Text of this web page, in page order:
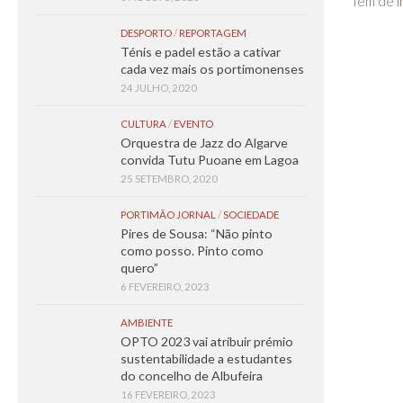
DESPORTO/ REPORTAGEM
Ténis e padel estão a cativar
cada vez mais os portimonenses
24 JULHO, 2020
CULTURA/ EVENTO
Orquestra de Jazz do Algarve
convida Tutu Puoane em Lagoa
25 SETEMBRO, 2020
PORTIMÃO JORNAL /SOCIEDADE
Pires de Sousa: “Não pinto
como posso. Pinto como
quero”
6 FEVEREIRO, 2023
AMBIENTE
OPTO 2023 vai atribuir prémio
sustentabilidade a estudantes
do concelho de Albufeira
16 FEVEREIRO, 2023